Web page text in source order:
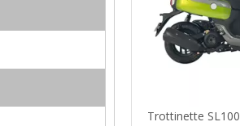
Trottinette SL100